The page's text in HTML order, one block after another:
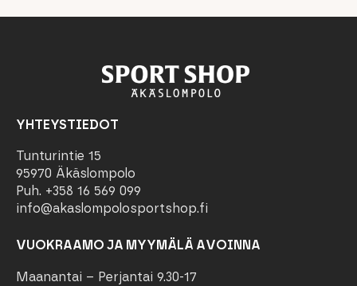
YHTEYSTIEDOT
Tunturintie 15
95970 Äkäslompolo
Puh. +358 16 569 099
info@akaslompolosportshop.fi
VUOKRAAMO JA MYYMÄLÄ AVOINNA
Maanantai – Perjantai 9.30-17